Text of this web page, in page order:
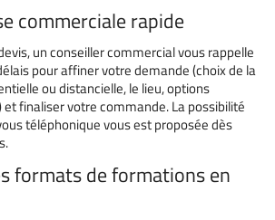
commerciale rapide
un conseiller commercial vous rappelle
pour affiner votre demande (choix de la
ou distancielle, le lieu, options
finaliser votre commande. La possibilité
téléphonique vous est proposée dès
formats de formations en